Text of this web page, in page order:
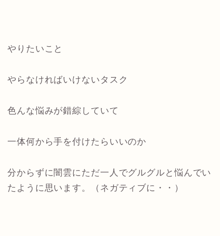
やりたいこと
やらなければいけないタスク
色んな悩みが錯綜していて
一体何から手を付けたらいいのか
分からずに闇雲にただ一人でグルグルと悩んでい
たように思います。（ネガティブに・・）